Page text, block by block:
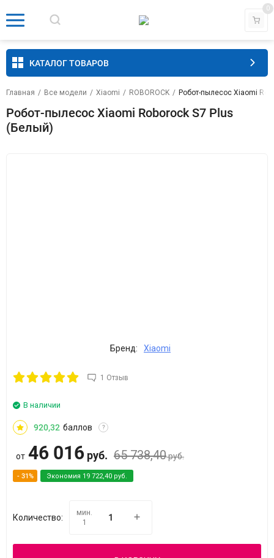
0
КАТАЛОГ ТОВАРОВ
Главная / Все модели / Xiaomi / ROBOROCK / Робот-пылесос Xiaomi
Робот-пылесос Xiaomi Roborock S7 Plus
(Белый)
Бренд: Xiaomi
1 Отзыв
В наличии
920,32 баллов ?
от 46 016 руб. 65 738,40руб.
- 31% Экономия 19 722,40 руб.
Количество:
мин.
1